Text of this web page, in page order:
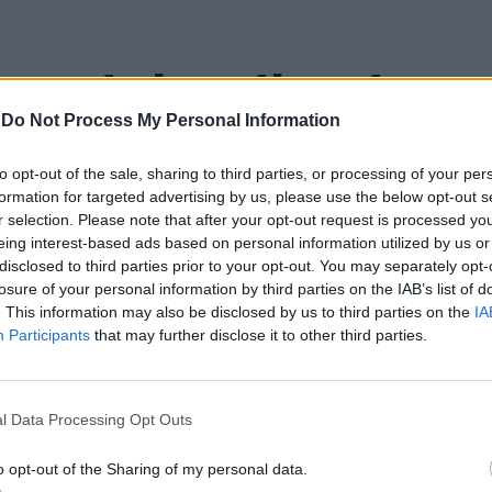
Do Not Process My Personal Information
opt-out of the sale, sharing to third parties, or processing of your
for targeted advertising by us, please use the below opt-out
selection. Please note that after your opt-out request is processed
interest-based ads based on personal information utilized by us
to third parties prior to your opt-out. You may separately
of your personal information by third parties on the IAB’s list of
This information may also be disclosed by us to third parties on the
Participants that may further disclose it to other third parties.
Data Processing Opt Outs
opt-out of the Sharing of my personal data.
investimento
imobiliária como
da Beira Interior
defende que a Beira Interior, localizada
período de “forte crescimento económico e
atualmente “condições para atrair novos